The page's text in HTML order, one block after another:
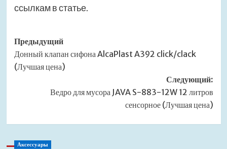
ссылкам в статье.
Навигация
записи
Предыдущий
Донный клапан сифона AlcaPlast A392 click/clack
(Лучшая цена)
Следующий:
Ведро для мусора JAVA S-883-12W 12 литров
сенсорное (Лучшая цена)
Аксессуары